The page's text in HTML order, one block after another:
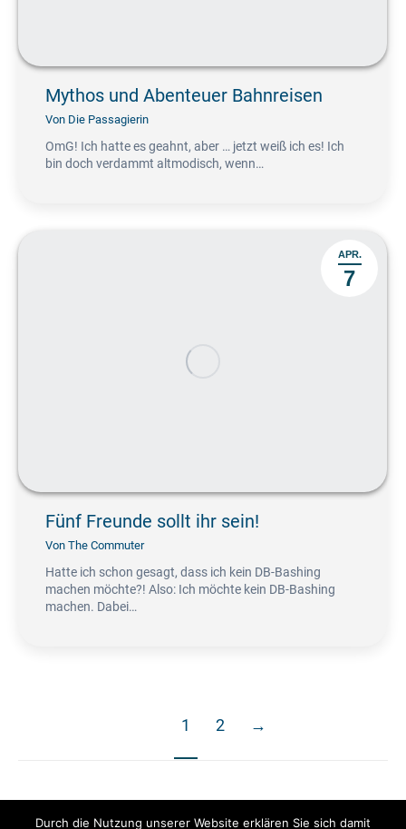
Mythos und Abenteuer Bahnreisen
Von Die Passagierin
OmG! Ich hatte es geahnt, aber … jetzt weiß ich es! Ich
bin doch verdammt altmodisch, wenn…
APR.
7
Fünf Freunde sollt ihr sein!
Von The Commuter
Hatte ich schon gesagt, dass ich kein DB-Bashing
machen möchte?! Also: Ich möchte kein DB-Bashing
machen. Dabei…
1 2 →
Durch die Nutzung unserer Website erklären Sie sich damit